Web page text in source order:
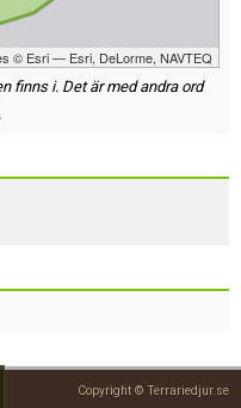
© Esri — Esri, DeLorme, NAVTEQ
finns i. Det är med andra ord
Copyright © Terrariedjur.se